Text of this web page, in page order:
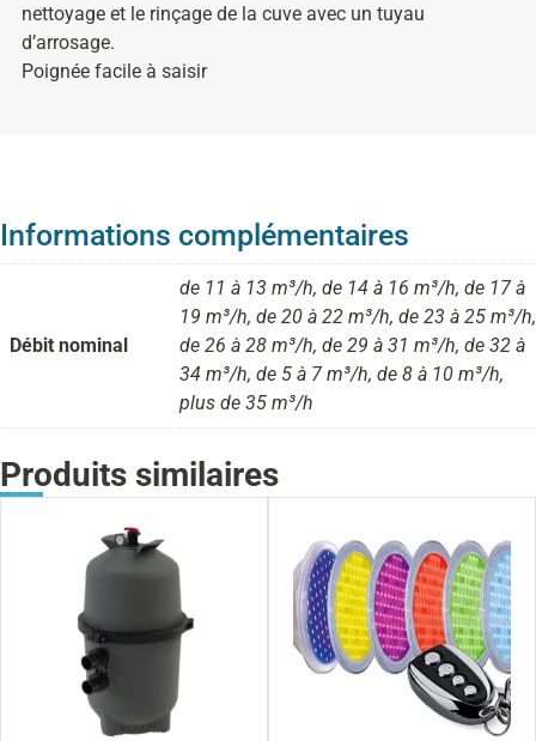
nettoyage et le rinçage de la cuve avec un tuyau
d’arrosage.
Poignée facile à saisir
Informations complémentaires
Débit nominal
de 11 à 13 m³/h, de 14 à 16 m³/h, de 17 à
19 m³/h, de 20 à 22 m³/h, de 23 à 25 m³/h,
de 26 à 28 m³/h, de 29 à 31 m³/h, de 32 à
34 m³/h, de 5 à 7 m³/h, de 8 à 10 m³/h,
plus de 35 m³/h
Produits similaires